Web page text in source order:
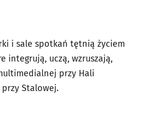
i sale spotkań tętnią życiem
integrują, uczą, wzruszają,
przy Hali
przy Stalowej.